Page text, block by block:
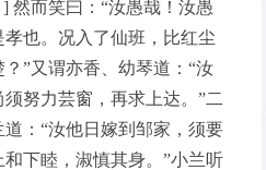
然而笑曰：“汝愚哉！汝愚
也。况入了仙班，比红尘
”又谓亦香、幼琴道：“汝
努力芸窗，再求上达。”二
：“汝他日嫁到邹家，须要
下睦，淑慎其身。”小兰听